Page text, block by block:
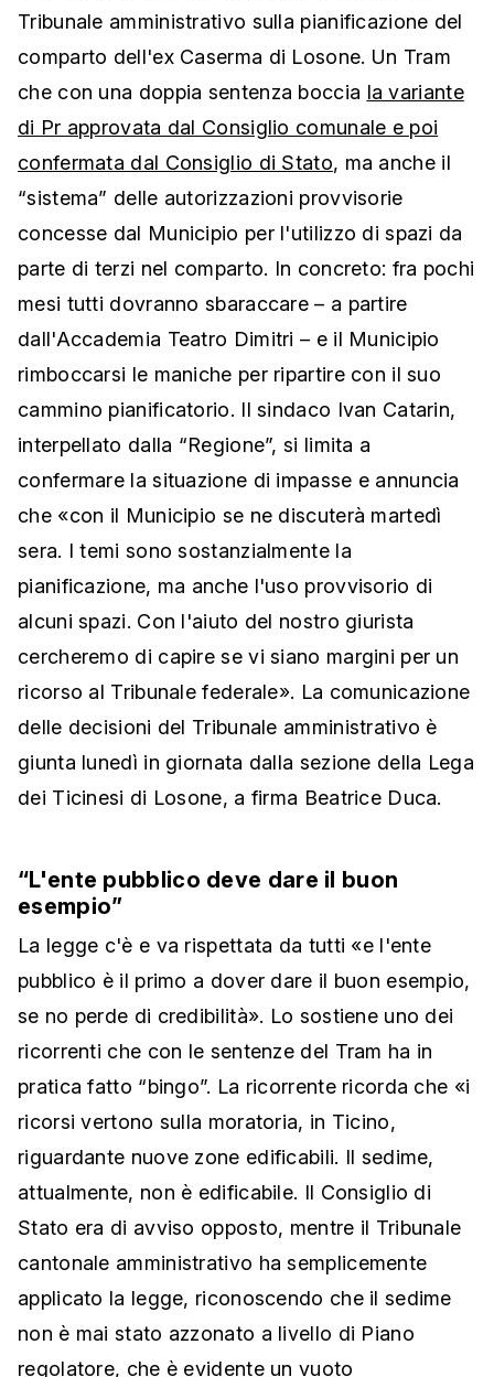
Tribunale amministrativo sulla pianificazione del
comparto dell'ex Caserma di Losone. Un Tram
che con una doppia sentenza boccia la variante
di Pr approvata dal Consiglio comunale e poi
confermata dal Consiglio di Stato, ma anche il
“sistema” delle autorizzazioni provvisorie
concesse dal Municipio per l'utilizzo di spazi da
parte di terzi nel comparto. In concreto: fra pochi
mesi tutti dovranno sbaraccare – a partire
dall'Accademia Teatro Dimitri – e il Municipio
rimboccarsi le maniche per ripartire con il suo
cammino pianificatorio. Il sindaco Ivan Catarin,
interpellato dalla “Regione”, si limita a
confermare la situazione di impasse e annuncia
che «con il Municipio se ne discuterà martedì
sera. I temi sono sostanzialmente la
pianificazione, ma anche l'uso provvisorio di
alcuni spazi. Con l'aiuto del nostro giurista
cercheremo di capire se vi siano margini per un
ricorso al Tribunale federale». La comunicazione
delle decisioni del Tribunale amministrativo è
giunta lunedì in giornata dalla sezione della Lega
dei Ticinesi di Losone, a firma Beatrice Duca.
“L'ente pubblico deve dare il buon
esempio”
La legge c'è e va rispettata da tutti «e l'ente
pubblico è il primo a dover dare il buon esempio,
se no perde di credibilità». Lo sostiene uno dei
ricorrenti che con le sentenze del Tram ha in
pratica fatto “bingo”. La ricorrente ricorda che «i
ricorsi vertono sulla moratoria, in Ticino,
riguardante nuove zone edificabili. Il sedime,
attualmente, non è edificabile. Il Consiglio di
Stato era di avviso opposto, mentre il Tribunale
cantonale amministrativo ha semplicemente
applicato la legge, riconoscendo che il sedime
non è mai stato azzonato a livello di Piano
regolatore, che è evidente un vuoto